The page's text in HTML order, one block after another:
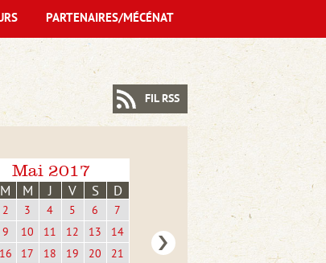
Mai 2017
M M J V S D
2 3 4 5 6
7
9 10 11 12 13
14
16 17 18 19 20
21
FIL RSS
PARTENAIRES/MÉCÉNAT